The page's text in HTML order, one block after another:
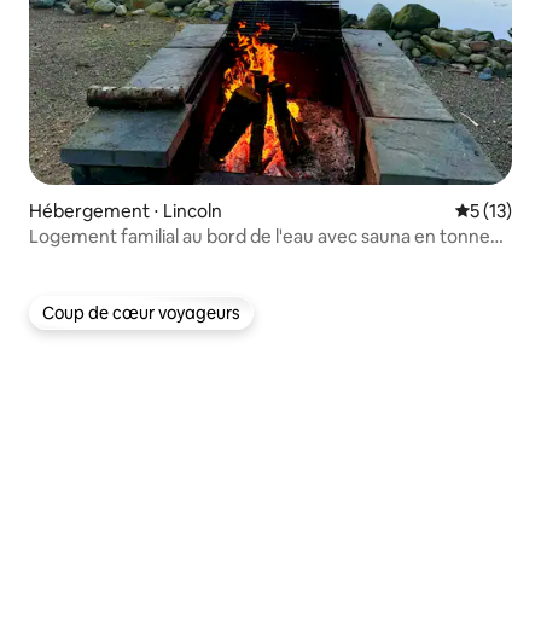
Hébergement ⋅ Lincoln
5 (13)
Logement familial au bord de l'eau avec sauna en tonneau
Coup de cœur voyageurs
Coup de cœur voyageurs